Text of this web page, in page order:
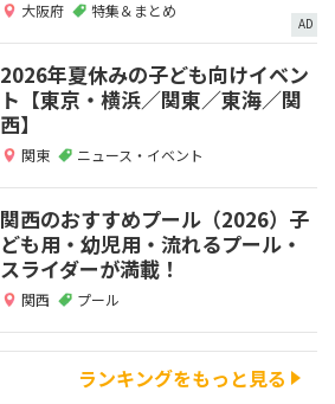
大阪府 特集＆まとめ
AD
2026年夏休みの子ども向けイベン
ト【東京・横浜／関東／東海／関
西】
関東 ニュース・イベント
関西のおすすめプール（2026）子
ども用・幼児用・流れるプール・
スライダーが満載！
関西 プール
ランキングをもっと見る